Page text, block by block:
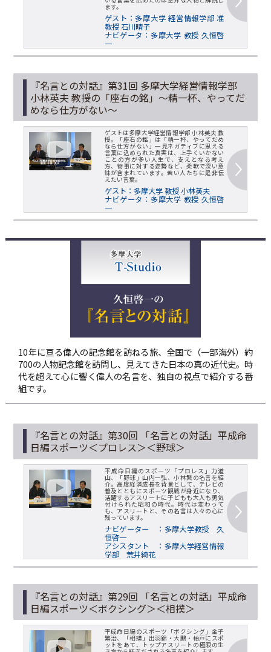
ます。
ゲスト：多摩大学 経営情報学部 准
教授 石川晴子
ナビゲータ：多摩大学 教授 久恒啓
一
『名言との対話』第31回 多摩大学経営情報学部
小林英夫 教授の「座右の銘」～精一杯、やってだ
めなら仕方がない～
ゲストは多摩大学経営情報学部 小林英夫 教
授。「座右の銘」は「精一杯、やってだめ
なら仕方がない」一見ネガティブに思える
言葉に込められた真実は、上手くいかない
ことの方が多い人生で、支えとなる考え
方、物事に対する姿勢など、柔軟で深い意
味が含まれています。若い人たちに是非伝
えたい言葉。
ゲスト：多摩大学 教授 小林英夫
ナビゲータ：多摩大学 教授 久恒啓
一
10年に亘る偉人の記念館を訪ねる旅、全国で（一部海外）約
700の人物記念館を訪問し、見えてきた日本の真の近代史。時
代を超えて心に響く偉人の名言を、独自の視点で紹介する番
組です。
『名言との対話』第30回 「名言との対話」平成命
日編スポーツ＜プロレス＞＜野球＞
平成命日編のスポーツ「プロレス」力道
山、「野球」山内一弘、小林繁の名言を紹
介。高度経済成長を背景として、テレビの
普及とともにスポーツ観戦が身近になり、
活躍するアスリートに子どもも大人も勇気
付けられた昭和の時代。時代は変わって
も、アスリートと、その名言は人々の心に
残っています。
ナビゲーター ：多摩大学教授 久
恒啓一
アシスタント ：多摩大学経営情報
学部 荒井綺花
『名言との対話』第29回 「名言との対話」平成命
日編スポーツ＜ボクシング＞＜相撲＞
平成命日編のスポーツ「ボクシング」金子
繁治、「相撲」出羽錦・大鵬・柏戸にスポ
ットをあて、トップアスリートの極限の生